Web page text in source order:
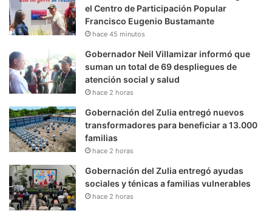
el Centro de Participación Popular
Francisco Eugenio Bustamante
hace 45 minutos
Gobernador Neil Villamizar informó que
suman un total de 69 despliegues de
atención social y salud
hace 2 horas
Gobernación del Zulia entregó nuevos
transformadores para beneficiar a 13.000
familias
hace 2 horas
Gobernación del Zulia entregó ayudas
sociales y ténicas a familias vulnerables
hace 2 horas